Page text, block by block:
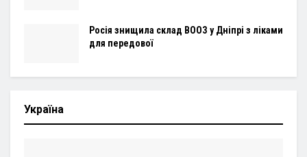
Росія знищила склад ВООЗ у Дніпрі з ліками
для передової
Україна